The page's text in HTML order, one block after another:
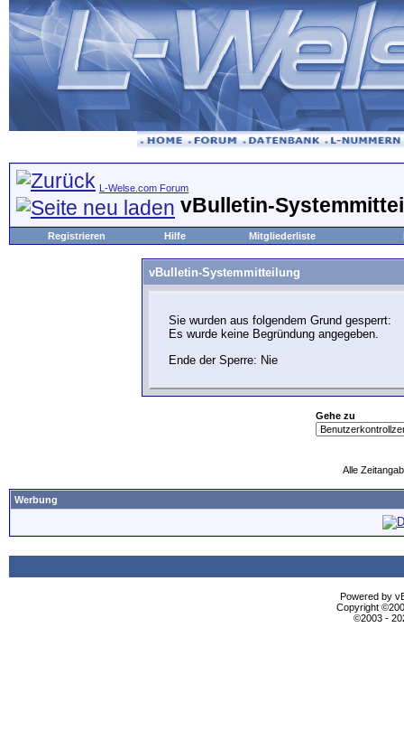
L-Welse.com Forum
vBulletin-
Registrieren Hilfe Mitgliederliste
vBulletin-Systemmitteilung
Sie wurden aus folgendem Grund gesperrt:
Es wurde keine Begründung angegeben.
Ende der Sperre: Nie
Gehe zu
Alle
Werbung
Powered by
Copyright
©2003 -